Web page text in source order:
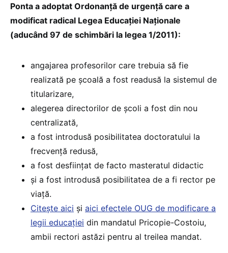
Ponta a adoptat Ordonanță de urgență care a
modificat radical Legea Educației Naționale
(aducând 97 de schimbări la legea 1/2011):
angajarea profesorilor care trebuia să fie
realizată pe școală a fost readusă la sistemul de
titularizare,
alegerea directorilor de școli a fost din nou
centralizată,
a fost introdusă posibilitatea doctoratului la
frecvență redusă,
a fost desființat de facto masteratul didactic
și a fost introdusă posibilitatea de a fi rector pe
viață.
Citește aici și aici efectele OUG de modificare a
legii educației din mandatul Pricopie-Costoiu,
ambii rectori astăzi pentru al treilea mandat.